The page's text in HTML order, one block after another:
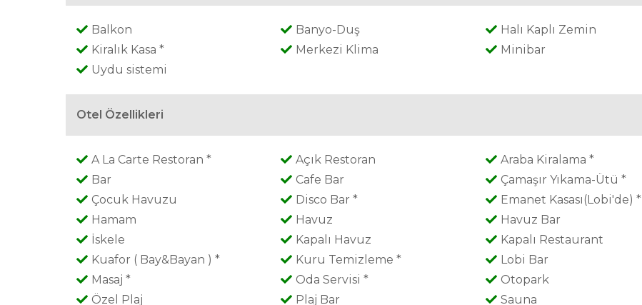
Balkon Banyo-Duş Halı Kaplı Zemin
Kiralık Kasa *
Merkezi Klima Minibar
Uydu sistemi
Otel Özellikleri
A La Carte Restoran * Açık Restoran Araba Kiralama *
Bar
Cafe Bar Çamaşır Yıkama-Ütü *
Çocuk Havuzu
Disco Bar * Emanet Kasası(Lobi'de) *
Hamam
Havuz Havuz Bar
İskele
Kapalı Havuz Kapalı Restaurant
Kuafor ( Bay&Bayan ) *
Kuru Temizleme * Lobi Bar
Masaj *
Oda Servisi * Otopark
Özel Plaj
Plaj Bar Sauna